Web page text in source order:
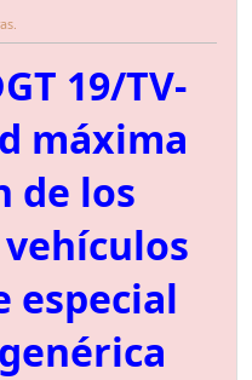
19/TV-
máxima
de los
especial